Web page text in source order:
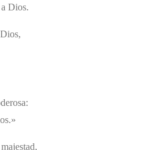
Dios.